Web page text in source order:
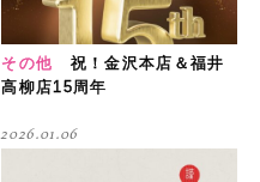
その他
祝！金沢本店＆福井
高柳店15周年
2026.01.06